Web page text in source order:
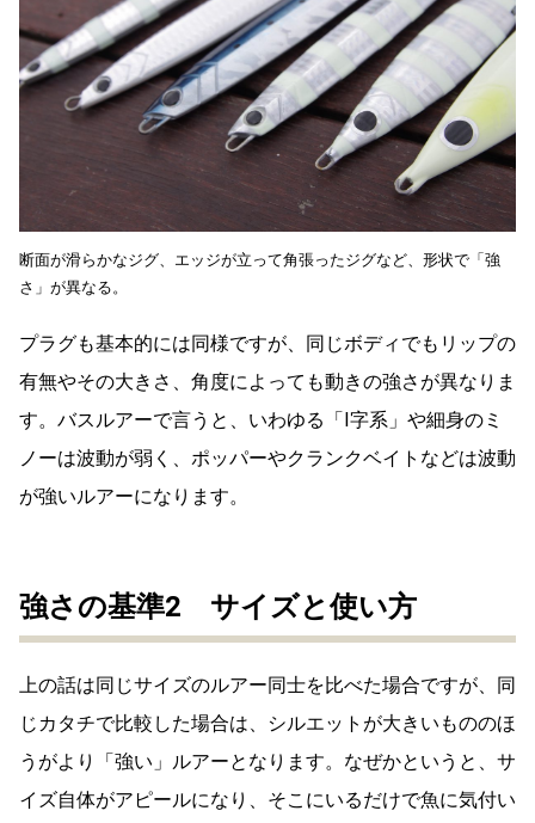
断面が滑らかなジグ、エッジが立って角張ったジグなど、形状で「強
さ」が異なる。
プラグも基本的には同様ですが、同じボディでもリップの
有無やその大きさ、角度によっても動きの強さが異なりま
す。バスルアーで言うと、いわゆる「I字系」や細身のミ
ノーは波動が弱く、ポッパーやクランクベイトなどは波動
が強いルアーになります。
強さの基準2 サイズと使い方
上の話は同じサイズのルアー同士を比べた場合ですが、同
じカタチで比較した場合は、シルエットが大きいもののほ
うがより「強い」ルアーとなります。なぜかというと、サ
イズ自体がアピールになり、そこにいるだけで魚に気付い